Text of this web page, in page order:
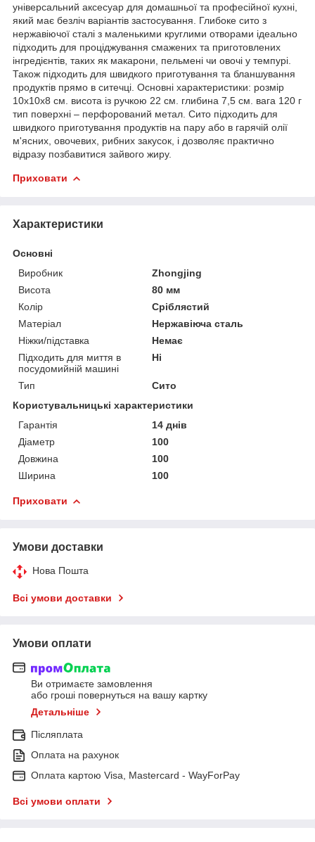
універсальний аксесуар для домашньої та професійної кухні,
який має безліч варіантів застосування. Глибоке сито з
нержавіючої сталі з маленькими круглими отворами ідеально
підходить для проціджування смажених та приготовлених
інгредієнтів, таких як макарони, пельмені чи овочі у темпурі.
Також підходить для швидкого приготування та бланшування
продуктів прямо в ситечці. Основні характеристики: розмір
10х10х8 см. висота із ручкою 22 см. глибина 7,5 см. вага 120 г
тип поверхні – перфорований метал. Сито підходить для
швидкого приготування продуктів на пару або в гарячій олії
м'ясних, овочевих, рибних закусок, і дозволяє практично
відразу позбавитися зайвого жиру.
Приховати
Характеристики
Основні
Виробник
Zhongjing
Висота
80 мм
Колір
Сріблястий
Матеріал
Нержавіюча сталь
Ніжки/підставка
Немає
Підходить для миття в
посудомийній машині
Ні
Тип
Сито
Користувальницькі характеристики
Гарантія
14 днів
Діаметр
100
Довжина
100
Ширина
100
Приховати
Умови доставки
Нова Пошта
Всі умови доставки
Умови оплати
Ви отримаєте замовлення
або гроші повернуться на вашу картку
Детальніше
Післяплата
Оплата на рахунок
Оплата картою Visa, Mastercard - WayForPay
Всі умови оплати